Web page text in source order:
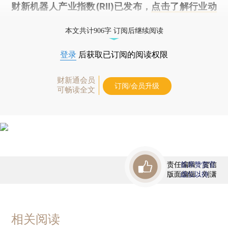
财新机器人产业指数(RII)已发布， 点击了解行业动
本文共计906字 订阅后继续阅读
登录 后获取已订阅的阅读权限
财新通会员
可畅读全文
订阅/会员升级
责任编辑：贺信
版面编辑：刘潇
首席赞赏官
虚位以待
相关阅读